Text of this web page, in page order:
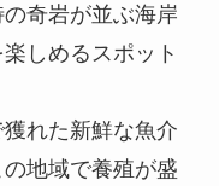
奇岩が並ぶ海岸
しめるスポット
れた新鮮な魚介
地域で養殖が盛